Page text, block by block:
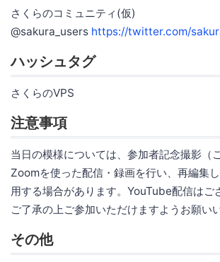
さくらのコミュニティ(仮)
@sakura_users https://twitter.com/
ハッシュタグ
さくらのVPS
注意事項
当日の模様については、参加者記念撮影（
Zoomを使った配信・録画を行い、再編集
用する場合があります。YouTube配信はご
ご了承の上ご参加いただけますようお願い
その他